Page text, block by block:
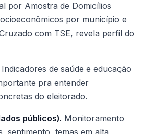
por Amostra de Domicílios
por município e
com TSE, revela perfil do
Indicadores de saúde e educação
pra entender
do eleitorado.
públicos). Monitoramento
sentimento, temas em alta,